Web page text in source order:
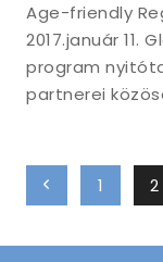
Age-friendly
2017.január 11.
program
partnerei
Page
navigation
Previous1 2